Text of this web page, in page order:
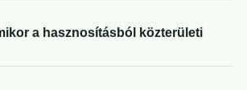
a hasznosításból közterületi